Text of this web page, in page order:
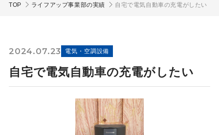
TOP ライフアップ事業部の実績 自宅で電気自動車の充電がしたい
2024.07.23 電気・空調設備
自宅で電気自動車の充電がしたい